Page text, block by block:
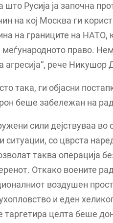
што Русија ја започна
на кој Москва ги
на границите на НАТО,
право.
агресија“, рече Никушор
така, ги објасни
беше забележан на
сили дејствуваа во
ситуации, со цврста
таква операција
Откако воените
воздушен
и еден
таргетира целта беше